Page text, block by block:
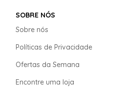
SOBRE NÓS
Sobre nós
Políticas de Privacidade
Ofertas da Semana
Encontre uma loja